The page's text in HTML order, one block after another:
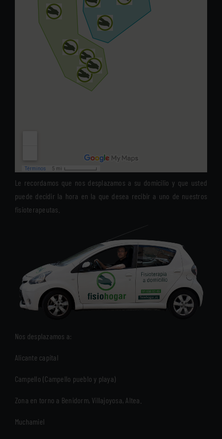
Le recordamos que nos desplazamos a su domicilio y que usted
puede decidir la hora en la que desea recibir a uno de nuestros
fisioterapeutas.
Nos desplazamos a:
Alicante capital
Campello (Campello pueblo y playa)
Zona en torno a Benidorm, Villajoyosa, Altea.
Muchamiel